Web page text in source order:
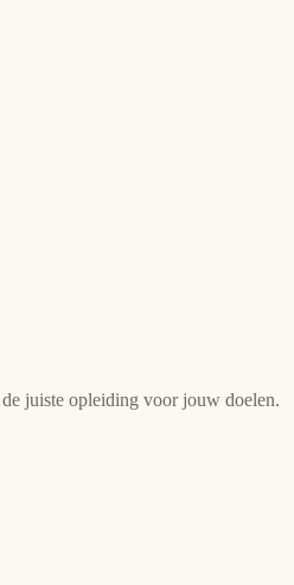
juiste opleiding voor jouw doelen.